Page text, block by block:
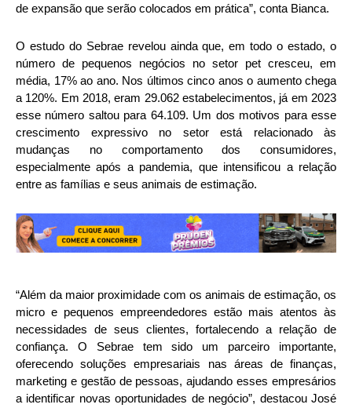
de expansão que serão colocados em prática”, conta Bianca.
O estudo do Sebrae revelou ainda que, em todo o estado, o
número de pequenos negócios no setor pet cresceu, em
média, 17% ao ano. Nos últimos cinco anos o aumento chega
a 120%. Em 2018, eram 29.062 estabelecimentos, já em 2023
esse número saltou para 64.109. Um dos motivos para esse
crescimento expressivo no setor está relacionado às
mudanças no comportamento dos consumidores,
especialmente após a pandemia, que intensificou a relação
entre as famílias e seus animais de estimação.
“Além da maior proximidade com os animais de estimação, os
micro e pequenos empreendedores estão mais atentos às
necessidades de seus clientes, fortalecendo a relação de
confiança. O Sebrae tem sido um parceiro importante,
oferecendo soluções empresariais nas áreas de finanças,
marketing e gestão de pessoas, ajudando esses empresários
a identificar novas oportunidades de negócio”, destacou José